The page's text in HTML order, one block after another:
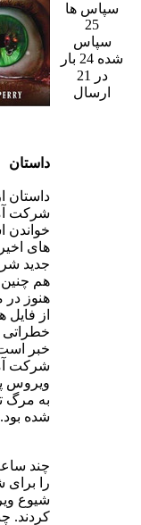
سپاس ها
25
سپاس
شده 24 بار
در 21
ارسال
داستان
داستان
خواندن
های
جدید
هنوز در
از
خطراتی
ویروس
شده بود.
چند
را برای
شیوع
کردند.